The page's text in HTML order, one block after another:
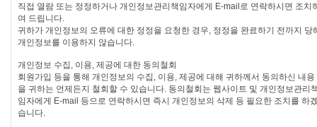
직접 열람 또는 정정하거나 개인정보관리책임자에게 E-mail로 연락하시면 조치
여 드립니다.
귀하가 개인정보의 오류에 대한 정정을 요청한 경우, 정정을 완료하기 전까지 당
개인정보를 이용하지 않습니다.
개인정보 수집, 이용, 제공에 대한 동의철회
회원가입 등을 통해 개인정보의 수집, 이용, 제공에 대해 귀하께서 동의하신 내용
을 귀하는 언제든지 철회할 수 있습니다. 동의철회는 웹사이트 및 개인정보관리
임자에게 E-mail 등으로 연락하시면 즉시 개인정보의 삭제 등 필요한 조치를 하
습니다.